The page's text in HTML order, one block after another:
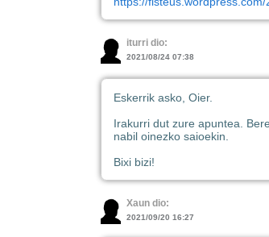
iturri dio:
2021/08/24 07:38
Eskerrik asko, Oier.
Irakurri dut zure apuntea.
nabil oinezko saioekin.
Bixi bizi!
Xaun dio:
2021/09/20 16:27